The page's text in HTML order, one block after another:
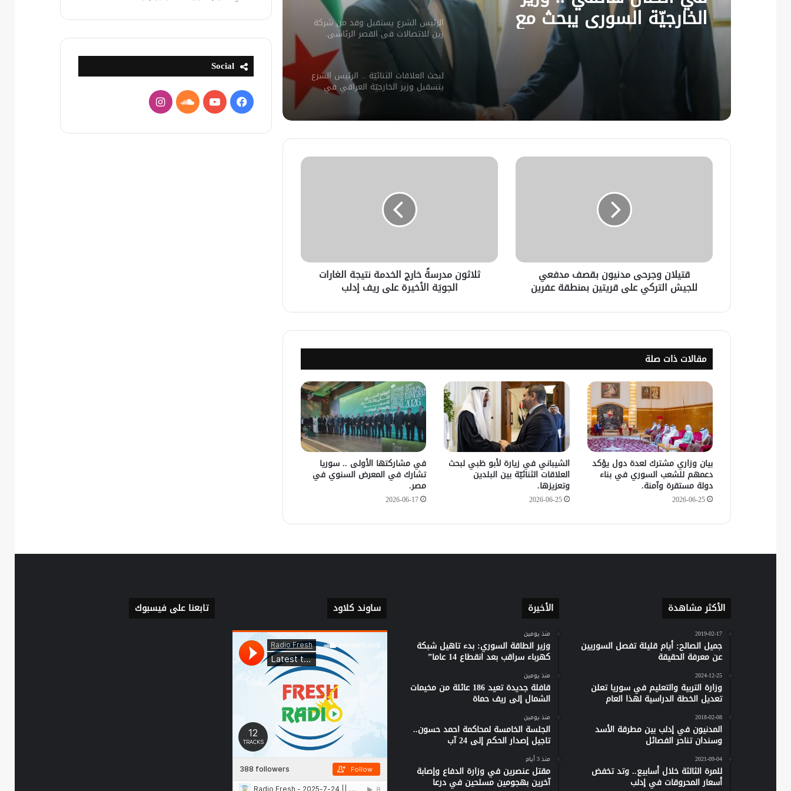
الخارجيّة السوري يبحث مع
نظيره الفرنسي آخر التطورات.
الرئيس الشرع يستقبل وفد من شركة
زين للاتصالات في القصر الرئاسي.
لبحث العلاقات الثنائيّة .. الرئيس الشرع
يتسقبل وزير الخارجيّة العراقي في
سوريا.. الهيئة الألمانيّة تنظم فعاليّة
القنصليّة .. أمريكا تمنح الاعتماد القنصلي
للسفارة السوريّة في واشنطن.
الإحتلال الإسرائيلي يتحرك في جبل
في قلعة جندل
سليمان عبد الباقي مدير أمن السويداء
يكشف سبب انفجار مركبة على طريق
دمشق
في زيارته الأولى .. الرئيس الفرنسي
يصل إلى سوريا.
قتيلان وجرحى مدنيون بقصف مدفعي
للجيش التركي على قريتين بمنطقة عفرين
ثلاثون مدرسةً خارج الخدمة نتيجة الغارات
الجويَة الأخيرة على ريف إدلب
مقالات ذات صلة
بيان وزاري مشترك لعدة دول يؤكد
دعمهم للشعب السوري في بناء
دولة مستقرة وآمنة.
2026-06-25
الشيباني في زيارة لأبو ظبي لبحث
العلاقات الثنائيّة بين البلدين
وتعزيزها.
2026-06-25
في مشاركتها الأولى .. سوريا
تشارك في المعرض السنوي في
مصر.
2026-06-17
Social
فيسبوكيوتيوبساوندانستقرام
الأكثر مشاهدة
2019-02-17
جميل الصالح: أيام قليلة تفصل السوريين
عن معرفة الحقيقة
2024-12-25
وزارة التربية والتعليم في سوريا تعلن
تعديل الخطة الدراسية لهذا العام
2018-02-08
المدنيون في إدلب بين مطرقة الأسد
وسندان تناحر الفصائل
2021-09-04
للمرة الثالثة خلال أسابيع.. وتد تخفض
أسعار المحروقات في إدلب
الأخيرة
منذ يومين
وزير الطاقة السوري: بدء تاهيل شبكة
كهرباء سراقب بعد انقطاع 14 عاما”
منذ يومين
قافلة جديدة تعيد 186 عائلة من مخيمات
الشمال إلى ريف حماة
منذ يومين
الجلسة الخامسة لمحاكمة احمد حسون..
تاجيل إصدار الحكم إلى 24 آب
منذ 3 أيام
مقتل عنصرين في وزارة الدفاع وإصابة
آخرين بهجومين مسلحين في درعا
ساوند كلاود تابعنا على فيسبوك